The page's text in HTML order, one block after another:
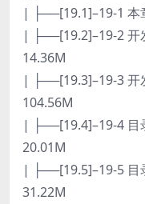
| ├──[19.1]–19-1 本
| ├──[19.2]–19-2 开
14.36M
| ├──[19.3]–19-3 开
104.56M
| ├──[19.4]–19-4 目
20.01M
| ├──[19.5]–19-5 目
31.22M